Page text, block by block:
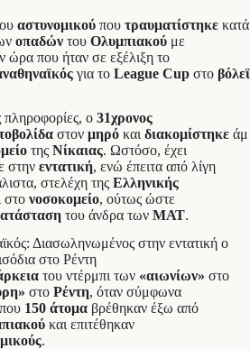
αστυνομικού που τραυματίστηκε κατά
οπαδών του Ολυμπιακού με
ώρα που ήταν σε εξέλιξη το
για το League Cup στο βόλεϊ
πληροφορίες, ο 31χρονος
στον μηρό και διακομίστηκε άμ
της Νίκαιας. Ωστόσο, έχει
στην εντατική, ενώ έπειτα από λίγη
στελέχη της Ελληνικής
στο νοσοκομείο, ούτως ώστε
του άνδρα των ΜΑΤ.
του ντέρμπι των «αιωνίων» στο
στο Ρέντη, όταν σύμφωνα
150 άτομα βρέθηκαν έξω από
και επιτέθηκαν
.